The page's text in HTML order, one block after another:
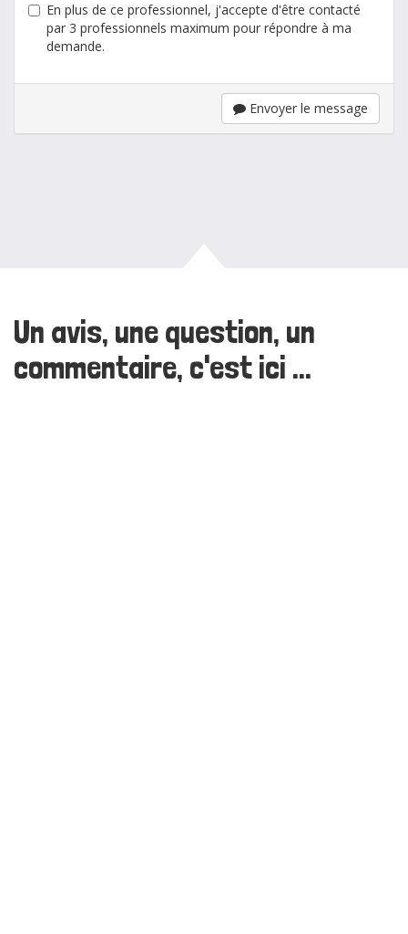
En plus de ce professionnel, j'accepte d'être contacté
par 3 professionnels maximum pour répondre à ma
demande.
Envoyer le message
Un avis, une question, un
commentaire, c'est ici ...